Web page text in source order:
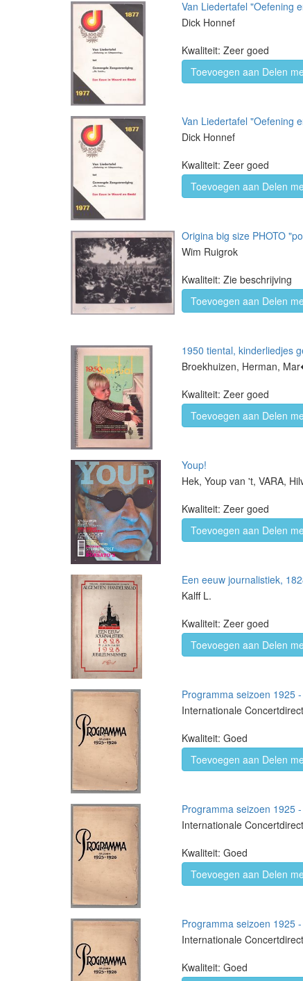
Van Liedertafel "Oefening
Dick Honnef
Kwaliteit: Zeer goed
Toevoegen aan Delen
Van Liedertafel "Oefening
Dick Honnef
Kwaliteit: Zeer goed
Toevoegen aan Delen
Origina big size PHOTO
Wim Ruigrok
Kwaliteit: Zie beschrijving
Toevoegen aan Delen
1950 tiental, kinderliedjes
Broekhuizen, Herman,
Kwaliteit: Zeer goed
Toevoegen aan Delen
Youp!
Hek, Youp van 't, VARA,
Kwaliteit: Zeer goed
Toevoegen aan Delen
Een eeuw journalistiek,
Kalff L.
Kwaliteit: Zeer goed
Toevoegen aan Delen
Programma seizoen 1925
Internationale
Kwaliteit: Goed
Toevoegen aan Delen
Programma seizoen 1925
Internationale
Kwaliteit: Goed
Toevoegen aan Delen
Programma seizoen 1925
Internationale
Kwaliteit: Goed